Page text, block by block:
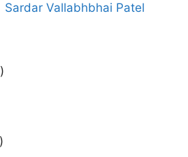
| Sardar Vallabhbhai Patel